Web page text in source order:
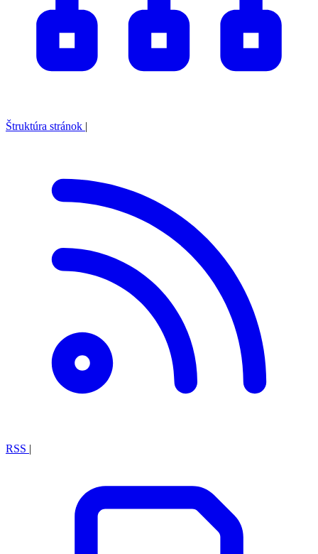
Štruktúra stránok |
RSS |